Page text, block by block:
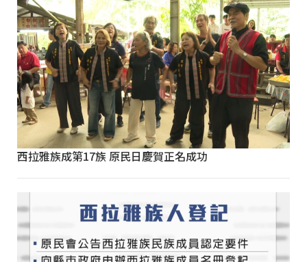
西拉雅族成第17族 原民日慶賀正名成功